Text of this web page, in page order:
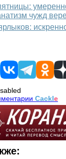
чужд
Cackle